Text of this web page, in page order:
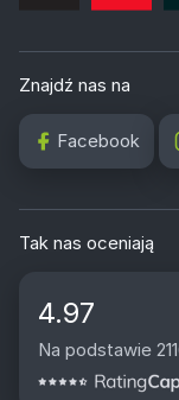
Znajdź nas na
Facebook
Tak nas oceniają
4.97
Na podstawie